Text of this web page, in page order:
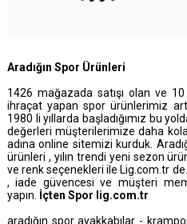
Aradığın Spor Ürünleri
1426 mağazada satışı olan ve
ihraçat yapan spor ürünlerimiz
1980 li yıllarda başladığımız bu
değerleri müşterilerimize daha
adına online sitemizi kurduk.
ürünleri , yılın trendi yeni sezon
ve renk seçenekleri ile Lig.com.tr
, iade güvencesi ve müşteri
yapın. İçten Spor lig.com.tr
aradığın spor ayakkabılar -